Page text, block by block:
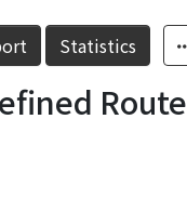
Statistics
Route